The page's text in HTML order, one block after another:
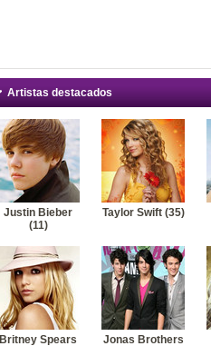
Artistas destacados
Justin Bieber
(11)
Taylor Swift (35)
Britney Spears
Jonas Brothers